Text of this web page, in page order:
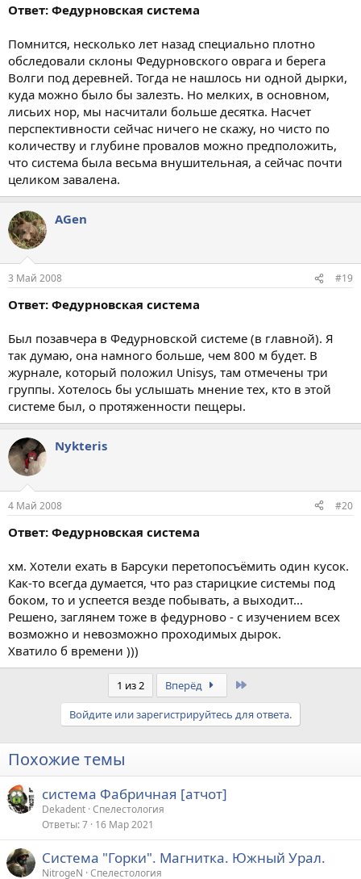
Ответ: Федурновская система
Помнится, несколько лет назад специально плотно
обследовали склоны Федурновского оврага и берега
Волги под деревней. Тогда не нашлось ни одной дырки,
куда можно было бы залезть. Но мелких, в основном,
лисьих нор, мы насчитали больше десятка. Насчет
перспективности сейчас ничего не скажу, но чисто по
количеству и глубине провалов можно предположить,
что система была весьма внушительная, а сейчас почти
целиком завалена.
AGen
3 Май 2008 #19
Ответ: Федурновская система
Был позавчера в Федурновской системе (в главной). Я
так думаю, она намного больше, чем 800 м будет. В
журнале, который положил Unisys, там отмечены три
группы. Хотелось бы услышать мнение тех, кто в этой
системе был, о протяженности пещеры.
Nykteris
4 Май 2008 #20
Ответ: Федурновская система
хм. Хотели ехать в Барсуки перетопосъёмить один кусок.
Как-то всегда думается, что раз старицкие системы под
боком, то и успеется везде побывать, а выходит...
Решено, заглянем тоже в федурново - с изучением всех
возможно и невозможно проходимых дырок.
Хватило б времени )))
1 из 2 Вперёд
Войдите или зарегистрируйтесь для ответа.
Похожие темы
система Фабричная [атчот]
Dekadent Спелестология
Ответы 7 16 Мар 2021
Система "Горки". Магнитка. Южный Урал.
NitrogeN Спелестология